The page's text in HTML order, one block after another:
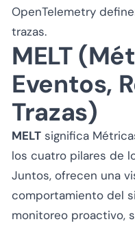
OpenTelemetry
trazas.
MELT
Eventos,
Trazas)
MELT significa
los cuatro pilares de
Juntos, ofrecen una
comportamiento del
monitoreo proactivo,